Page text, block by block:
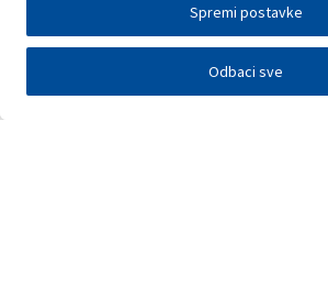
Odbaci sve
Spremi postavke